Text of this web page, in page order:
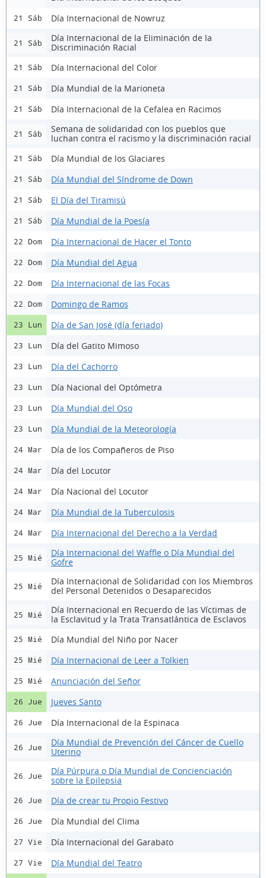
21 Sáb Día Internacional de Nowruz
21 Sáb
Día Internacional de la Eliminación de la
Discriminación Racial
21 Sáb Día Internacional del Color
21 Sáb Día Mundial de la Marioneta
21 Sáb Día Internacional de la Cefalea en Racimos
21 Sáb
Semana de solidaridad con los pueblos que
luchan contra el racismo y la discriminación racial
21 Sáb Día Mundial de los Glaciares
21 Sáb Día Mundial del Síndrome de Down
21 Sáb El Día del Tiramisú
21 Sáb Día Mundial de la Poesía
22 Dom Día Internacional de Hacer el Tonto
22 Dom Día Mundial del Agua
22 Dom Día Internacional de las Focas
22 Dom Domingo de Ramos
23 Lun Día de San José (día feriado)
23 Lun Día del Gatito Mimoso
23 Lun Día del Cachorro
23 Lun Día Nacional del Optómetra
23 Lun Día Mundial del Oso
23 Lun Día Mundial de la Meteorología
24 Mar Día de los Compañeros de Piso
24 Mar Día del Locutor
24 Mar Día Nacional del Locutor
24 Mar Día Mundial de la Tuberculosis
24 Mar Día Internacional del Derecho a la Verdad
25 Mié
Día Internacional del Waffle o Día Mundial del
Gofre
25 Mié
Día Internacional de Solidaridad con los Miembros
del Personal Detenidos o Desaparecidos
25 Mié
Día Internacional en Recuerdo de las Víctimas de
la Esclavitud y la Trata Transatlántica de Esclavos
25 Mié Día Mundial del Niño por Nacer
25 Mié Día Internacional de Leer a Tolkien
25 Mié Anunciación del Señor
26 Jue Jueves Santo
26 Jue Día Internacional de la Espinaca
26 Jue
Día Mundial de Prevención del Cáncer de Cuello
Uterino
26 Jue
Día Púrpura o Día Mundial de Concienciación
sobre la Epilepsia
26 Jue Día de crear tu Propio Festivo
26 Jue Día Mundial del Clima
27 Vie Día Internacional del Garabato
27 Vie
Día Mundial del Teatro